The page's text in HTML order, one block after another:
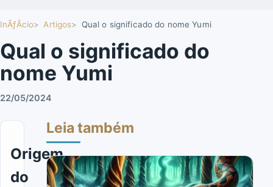
InÃƒÂ­cio Artigos Qual o significado do nome Yumi
Qual o significado do
nome Yumi
22/05/2024
Origem
do
Leia também